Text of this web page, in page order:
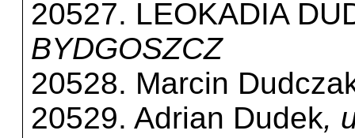
20527. LEOKADIA
BYDGOSZCZ
20528. Marcin
20529. Adrian Dudek,